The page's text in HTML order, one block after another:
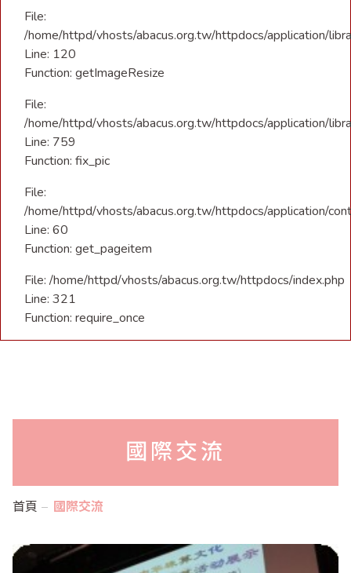
File:
/home/httpd/vhosts/abacus.org.tw/httpdocs/application/
Line: 120
Function: getImageResize
File:
/home/httpd/vhosts/abacus.org.tw/httpdocs/application/
Line: 759
Function: fix_pic
File:
/home/httpd/vhosts/abacus.org.tw/httpdocs/application/
Line: 60
Function: get_pageitem
File: /home/httpd/vhosts/abacus.org.tw/httpdocs/index.php
Line: 321
Function: require_once
國際交流
首頁 國際交流